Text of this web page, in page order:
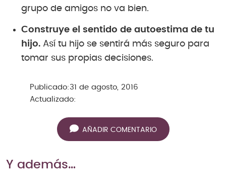
grupo de amigos no va bien.
Construye el sentido de autoestima de tu
hijo. Así tu hijo se sentirá más seguro para
tomar sus propias decisiones.
Publicado: 31 de agosto, 2016
Actualizado:
AÑADIR COMENTARIO
Y además…